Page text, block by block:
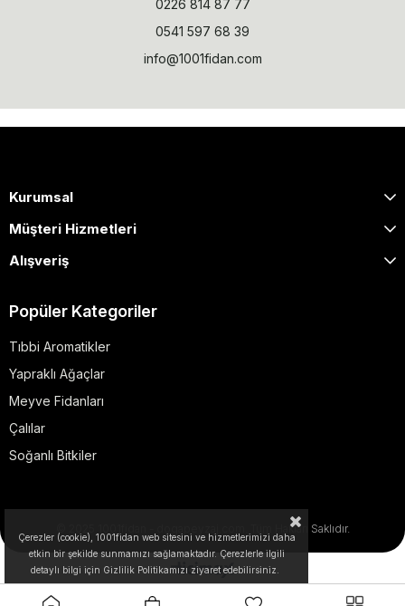
0226 814 87 77
0541 597 68 39
info@1001fidan.com
Kurumsal
Müşteri Hizmetleri
Alışveriş
Popüler Kategoriler
Tıbbi Aromatikler
Yapraklı Ağaçlar
Meyve Fidanları
Çalılar
Soğanlı Bitkiler
© 2025 1001fidan - dogapeyzaj.com. Tüm Hakları Saklıdır.
Çerezler (cookie), 1001fidan web sitesini ve hizmetlerimizi daha
etkin bir şekilde sunmamızı sağlamaktadır. Çerezlerle ilgili
detaylı bilgi için Gizlilik Politikamızı ziyaret edebilirsiniz.